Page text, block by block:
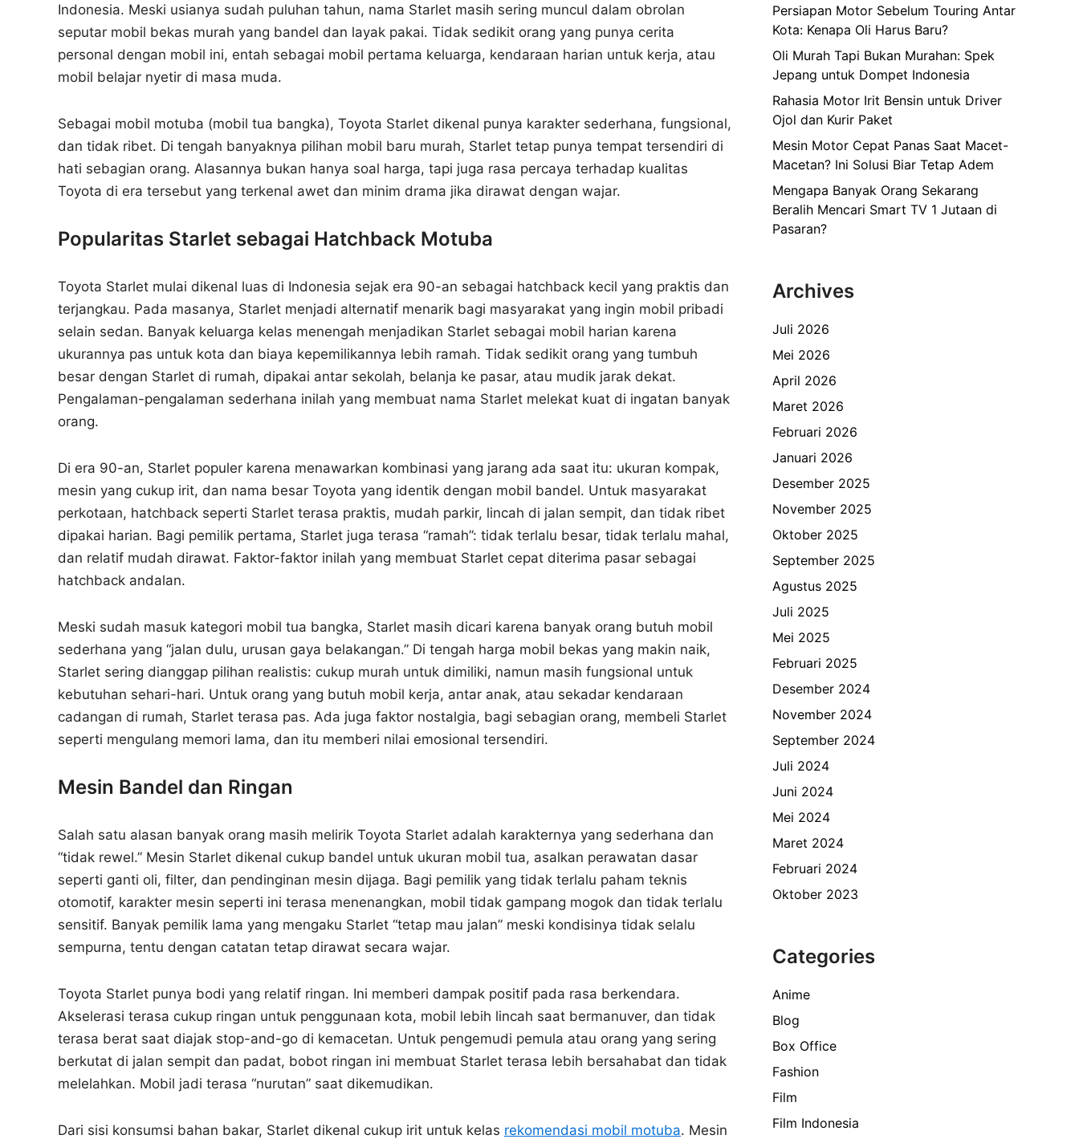
Indonesia. Meski usianya sudah puluhan tahun, nama Starlet masih sering muncul dalam obrolan
seputar mobil bekas murah yang bandel dan layak pakai. Tidak sedikit orang yang punya cerita
personal dengan mobil ini, entah sebagai mobil pertama keluarga, kendaraan harian untuk kerja, atau
mobil belajar nyetir di masa muda.
Sebagai mobil motuba (mobil tua bangka), Toyota Starlet dikenal punya karakter sederhana, fungsional,
dan tidak ribet. Di tengah banyaknya pilihan mobil baru murah, Starlet tetap punya tempat tersendiri di
hati sebagian orang. Alasannya bukan hanya soal harga, tapi juga rasa percaya terhadap kualitas
Toyota di era tersebut yang terkenal awet dan minim drama jika dirawat dengan wajar.
Popularitas Starlet sebagai Hatchback Motuba
Toyota Starlet mulai dikenal luas di Indonesia sejak era 90-an sebagai hatchback kecil yang praktis dan
terjangkau. Pada masanya, Starlet menjadi alternatif menarik bagi masyarakat yang ingin mobil pribadi
selain sedan. Banyak keluarga kelas menengah menjadikan Starlet sebagai mobil harian karena
ukurannya pas untuk kota dan biaya kepemilikannya lebih ramah. Tidak sedikit orang yang tumbuh
besar dengan Starlet di rumah, dipakai antar sekolah, belanja ke pasar, atau mudik jarak dekat.
Pengalaman-pengalaman sederhana inilah yang membuat nama Starlet melekat kuat di ingatan banyak
orang.
Di era 90-an, Starlet populer karena menawarkan kombinasi yang jarang ada saat itu: ukuran kompak,
mesin yang cukup irit, dan nama besar Toyota yang identik dengan mobil bandel. Untuk masyarakat
perkotaan, hatchback seperti Starlet terasa praktis, mudah parkir, lincah di jalan sempit, dan tidak ribet
dipakai harian. Bagi pemilik pertama, Starlet juga terasa “ramah”: tidak terlalu besar, tidak terlalu mahal,
dan relatif mudah dirawat. Faktor-faktor inilah yang membuat Starlet cepat diterima pasar sebagai
hatchback andalan.
Meski sudah masuk kategori mobil tua bangka, Starlet masih dicari karena banyak orang butuh mobil
sederhana yang “jalan dulu, urusan gaya belakangan.” Di tengah harga mobil bekas yang makin naik,
Starlet sering dianggap pilihan realistis: cukup murah untuk dimiliki, namun masih fungsional untuk
kebutuhan sehari-hari. Untuk orang yang butuh mobil kerja, antar anak, atau sekadar kendaraan
cadangan di rumah, Starlet terasa pas. Ada juga faktor nostalgia, bagi sebagian orang, membeli Starlet
seperti mengulang memori lama, dan itu memberi nilai emosional tersendiri.
Mesin Bandel dan Ringan
Salah satu alasan banyak orang masih melirik Toyota Starlet adalah karakternya yang sederhana dan
“tidak rewel.” Mesin Starlet dikenal cukup bandel untuk ukuran mobil tua, asalkan perawatan dasar
seperti ganti oli, filter, dan pendinginan mesin dijaga. Bagi pemilik yang tidak terlalu paham teknis
otomotif, karakter mesin seperti ini terasa menenangkan, mobil tidak gampang mogok dan tidak terlalu
sensitif. Banyak pemilik lama yang mengaku Starlet “tetap mau jalan” meski kondisinya tidak selalu
sempurna, tentu dengan catatan tetap dirawat secara wajar.
Toyota Starlet punya bodi yang relatif ringan. Ini memberi dampak positif pada rasa berkendara.
Akselerasi terasa cukup ringan untuk penggunaan kota, mobil lebih lincah saat bermanuver, dan tidak
terasa berat saat diajak stop-and-go di kemacetan. Untuk pengemudi pemula atau orang yang sering
berkutat di jalan sempit dan padat, bobot ringan ini membuat Starlet terasa lebih bersahabat dan tidak
melelahkan. Mobil jadi terasa “nurutan” saat dikemudikan.
Dari sisi konsumsi bahan bakar, Starlet dikenal cukup irit untuk kelas rekomendasi mobil motuba. Mesin
Persiapan Motor Sebelum Touring Antar
Kota: Kenapa Oli Harus Baru?
Oli Murah Tapi Bukan Murahan: Spek
Jepang untuk Dompet Indonesia
Rahasia Motor Irit Bensin untuk Driver
Ojol dan Kurir Paket
Mesin Motor Cepat Panas Saat Macet-
Macetan? Ini Solusi Biar Tetap Adem
Mengapa Banyak Orang Sekarang
Beralih Mencari Smart TV 1 Jutaan di
Pasaran?
Archives
Juli 2026
Mei 2026
April 2026
Maret 2026
Februari 2026
Januari 2026
Desember 2025
November 2025
Oktober 2025
September 2025
Agustus 2025
Juli 2025
Mei 2025
Februari 2025
Desember 2024
November 2024
September 2024
Juli 2024
Juni 2024
Mei 2024
Maret 2024
Februari 2024
Oktober 2023
Categories
Anime
Blog
Box Office
Fashion
Film
Film Indonesia